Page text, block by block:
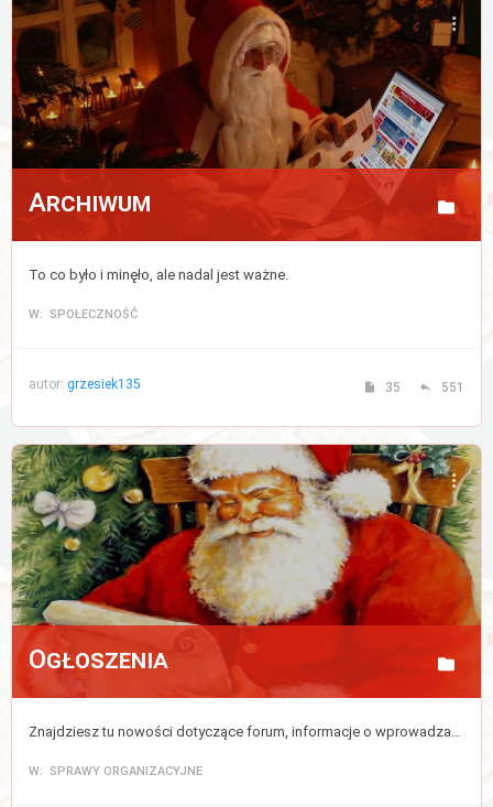
Archiwum
To co było i minęło, ale nadal jest ważne.
W: SPOŁECZNOŚĆ
autor: grzesiek135 35 551
Ogłoszenia
Znajdziesz tu nowości dotyczące forum, informacje o wprowadzanych zmianach, a także regulamin forum.
W: SPRAWY ORGANIZACYJNE